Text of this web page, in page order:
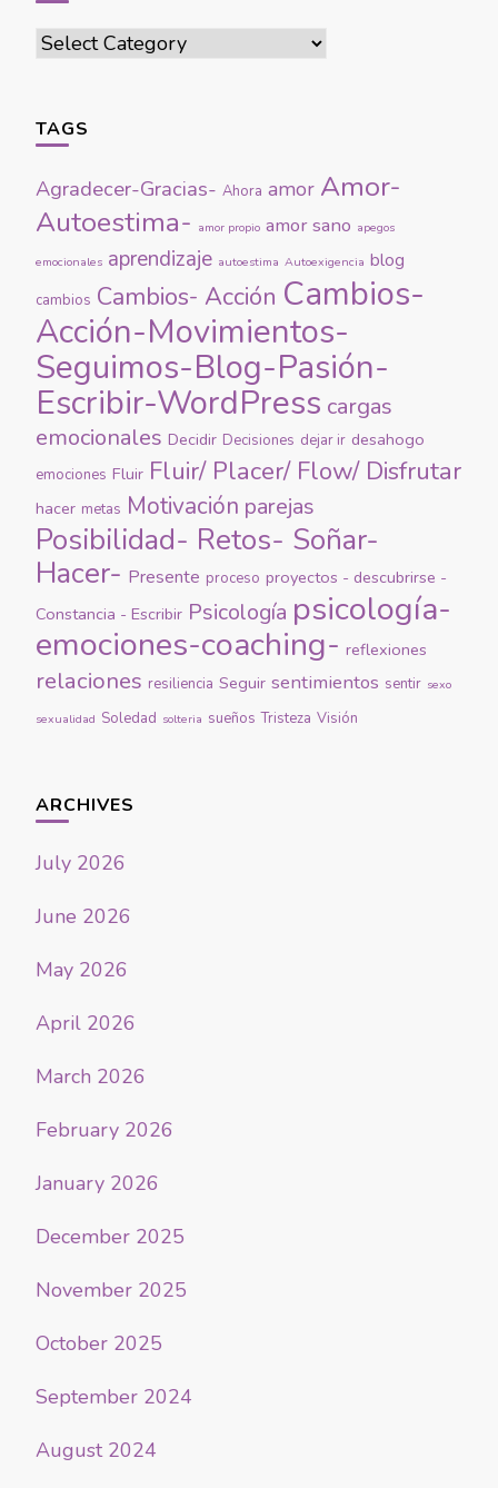
Categories
TAGS
Agradecer-Gracias- Ahora amor Amor-
Autoestima- amor propio amor sano apegos
emocionales aprendizaje autoestima Autoexigencia blog
cambios Cambios- Acción Cambios-
Acción-Movimientos-
Seguimos-Blog-Pasión-
Escribir-WordPress cargas
emocionales Decidir Decisiones dejar ir desahogo
emociones Fluir Fluir/ Placer/ Flow/ Disfrutar
hacer metas Motivación parejas
Posibilidad- Retos- Soñar-
Hacer- Presente proceso proyectos - descubrirse -
Constancia - Escribir Psicología psicología-
emociones-coaching- reflexiones
relaciones resiliencia Seguir sentimientos sentir sexo
sexualidad Soledad solteria sueños Tristeza Visión
ARCHIVES
July 2026
June 2026
May 2026
April 2026
March 2026
February 2026
January 2026
December 2025
November 2025
October 2025
September 2024
August 2024